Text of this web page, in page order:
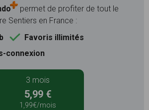
permet de profiter de tout le
Sentiers en France :
Favoris illimités
connexion
3 mois
5,99 €
1,99€/mois